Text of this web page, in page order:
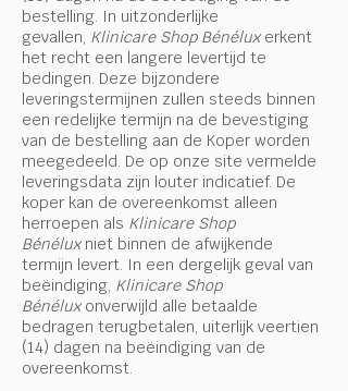
bestelling. In uitzonderlijke
gevallen, Klinicare Shop Bénélux erkent
het recht een langere levertijd te
bedingen. Deze bijzondere
leveringstermijnen zullen steeds binnen
een redelijke termijn na de bevestiging
van de bestelling aan de Koper worden
meegedeeld. De op onze site vermelde
leveringsdata zijn louter indicatief. De
koper kan de overeenkomst alleen
herroepen als Klinicare Shop
Bénélux niet binnen de afwijkende
termijn levert. In een dergelijk geval van
beëindiging, Klinicare Shop
Bénélux onverwijld alle betaalde
bedragen terugbetalen, uiterlijk veertien
(14) dagen na beëindiging van de
overeenkomst.